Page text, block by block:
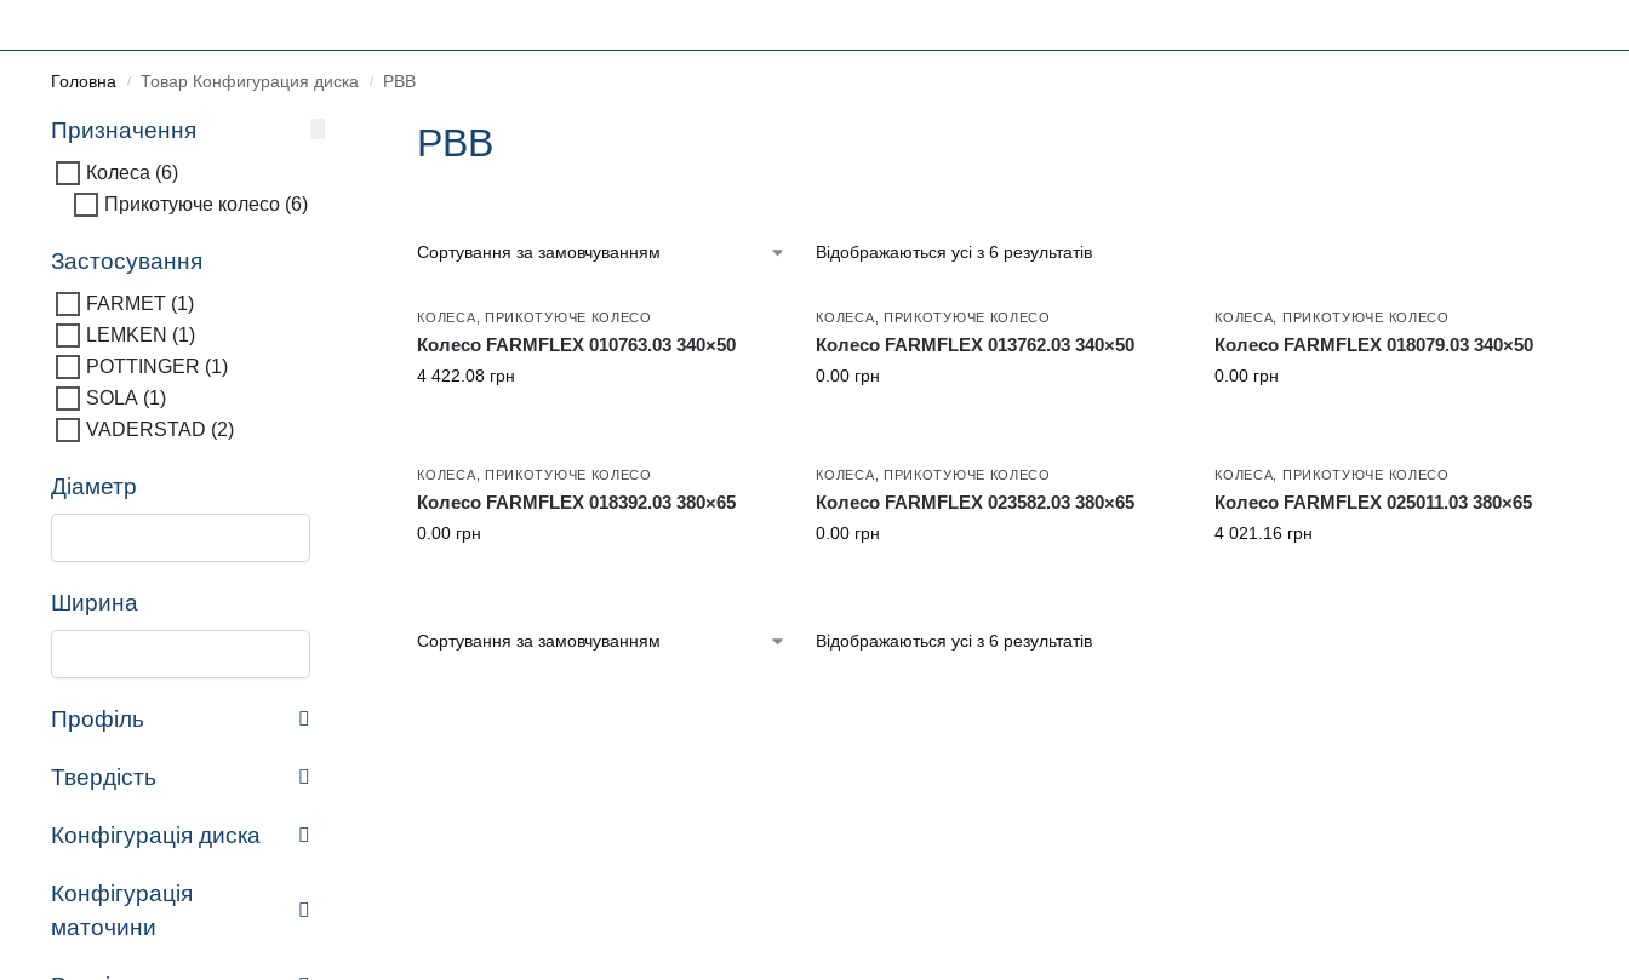
Головна / Товар Конфигурация диска / PBB
PBB
Відображаються усі з 6 результатів
КОЛЕСА ПРИКОТУЮЧЕ КОЛЕСО
Колесо FARMFLEX 010763.03 340×50
4 422.08 грн
КОЛЕСА ПРИКОТУЮЧЕ КОЛЕСО
Колесо FARMFLEX 013762.03 340×50
0.00 грн
КОЛЕСА ПРИКОТУЮЧЕ КОЛЕСО
Колесо FARMFLEX 018079.03 340×50
0.00 грн
КОЛЕСА ПРИКОТУЮЧЕ КОЛЕСО
Колесо FARMFLEX 018392.03 380×65
0.00 грн
КОЛЕСА ПРИКОТУЮЧЕ КОЛЕСО
Колесо FARMFLEX 023582.03 380×65
0.00 грн
КОЛЕСА ПРИКОТУЮЧЕ КОЛЕСО
Колесо FARMFLEX 025011.03 380×65
4 021.16 грн
Відображаються усі з 6 результатів
Призначення
Колеса (6)
Прикотуюче колесо(6)
Застосування
FARMET(1)
LEMKEN (1)
POTTINGER (1)
SOLA (1)
VADERSTAD (2)
Діаметр
Ширина
Профіль
Твердість
Конфігурація диска
Конфігурація
маточини